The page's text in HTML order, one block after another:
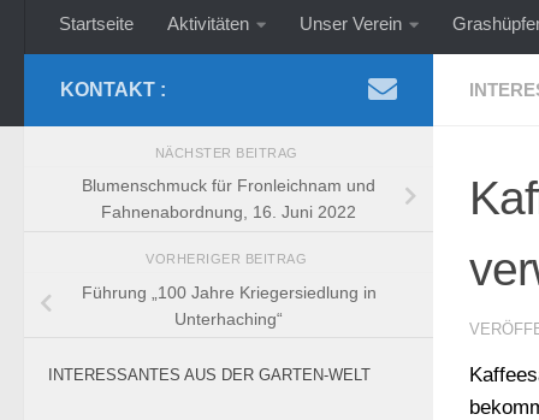
Startseite Aktivitäten Unser Verein
KONTAKT :
NÄCHSTER BEITRAG
Blumenschmuck für Fronleichnam und
Fahnenabordnung, 16. Juni 2022
VORHERIGER BEITRAG
Führung „100 Jahre Kriegersiedlung in
Unterhaching“
INTERESSANTES AUS DER GARTEN-WELT